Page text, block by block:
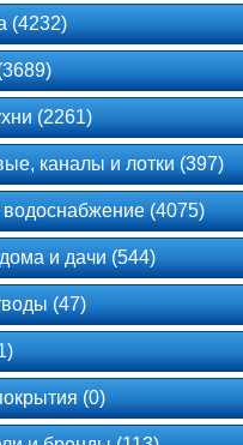
(4232)
(2261)
каналы и лотки (397)
(4075)
и дачи (544)
(47)
(0)